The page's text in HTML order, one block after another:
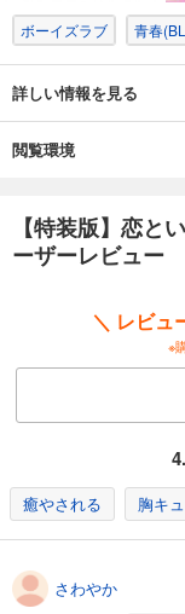
ボーイズラブ 青春
詳しい情報を見る
閲覧環境
【特装版】恋と
ーザーレビュー
＼ レビュ
※
癒やされる 胸キ
さわやか